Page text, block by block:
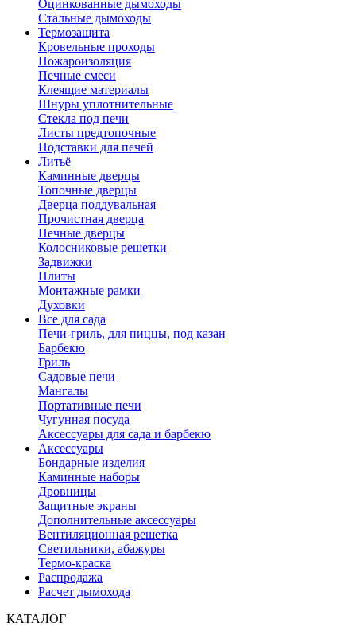
Оцинкованные дымоходы
Стальные дымоходы
Термозащита
Кровельные проходы
Пожароизоляция
Печные смеси
Клеящие материалы
Шнуры уплотнительные
Стекла под печи
Листы предтопочные
Подставки для печей
Литьё
Каминные дверцы
Топочные дверцы
Дверца поддувальная
Прочистная дверца
Печные дверцы
Колосниковые решетки
Задвижки
Плиты
Монтажные рамки
Духовки
Все для сада
Печи-гриль, для пиццы, под казан
Барбекю
Гриль
Садовые печи
Мангалы
Портативные печи
Чугунная посуда
Аксессуары для сада и барбекю
Аксессуары
Бондарные изделия
Каминные наборы
Дровницы
Защитные экраны
Дополнительные аксессуары
Вентиляционная решетка
Светильники, абажуры
Термо-краска
Распродажа
Расчет дымохода
КАТАЛОГ